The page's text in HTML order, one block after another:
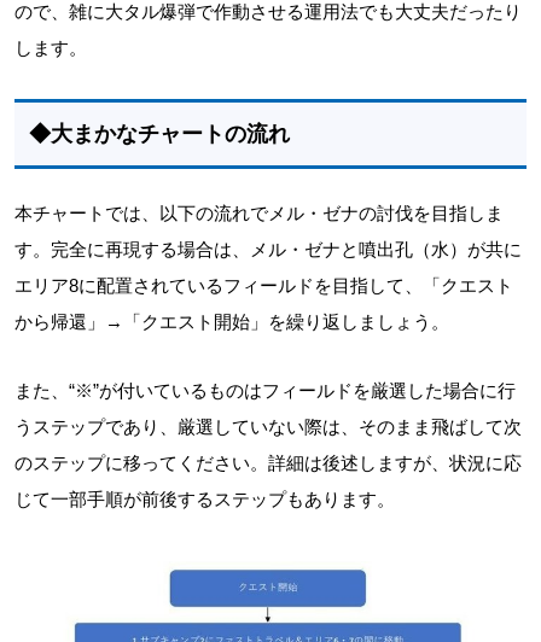
ので、雑に大タル爆弾で作動させる運用法でも大丈夫だったり
します。
◆大まかなチャートの流れ
本チャートでは、以下の流れでメル・ゼナの討伐を目指しま
す。完全に再現する場合は、メル・ゼナと噴出孔（水）が共に
エリア8に配置されているフィールドを目指して、「クエスト
から帰還」→「クエスト開始」を繰り返しましょう。
また、“※”が付いているものはフィールドを厳選した場合に行
うステップであり、厳選していない際は、そのまま飛ばして次
のステップに移ってください。詳細は後述しますが、状況に応
じて一部手順が前後するステップもあります。